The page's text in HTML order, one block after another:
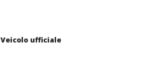
Veicolo ufficiale